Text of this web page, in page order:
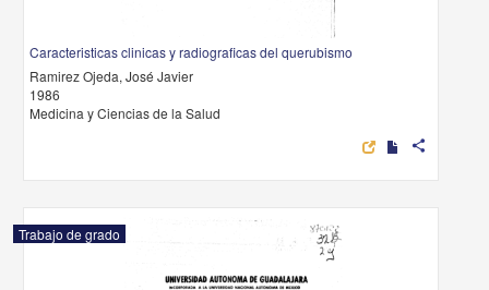
Caracteristicas clinicas y radiograficas del querubismo
Ramirez Ojeda, José Javier
1986
Medicina y Ciencias de la Salud
share
Trabajo de grado